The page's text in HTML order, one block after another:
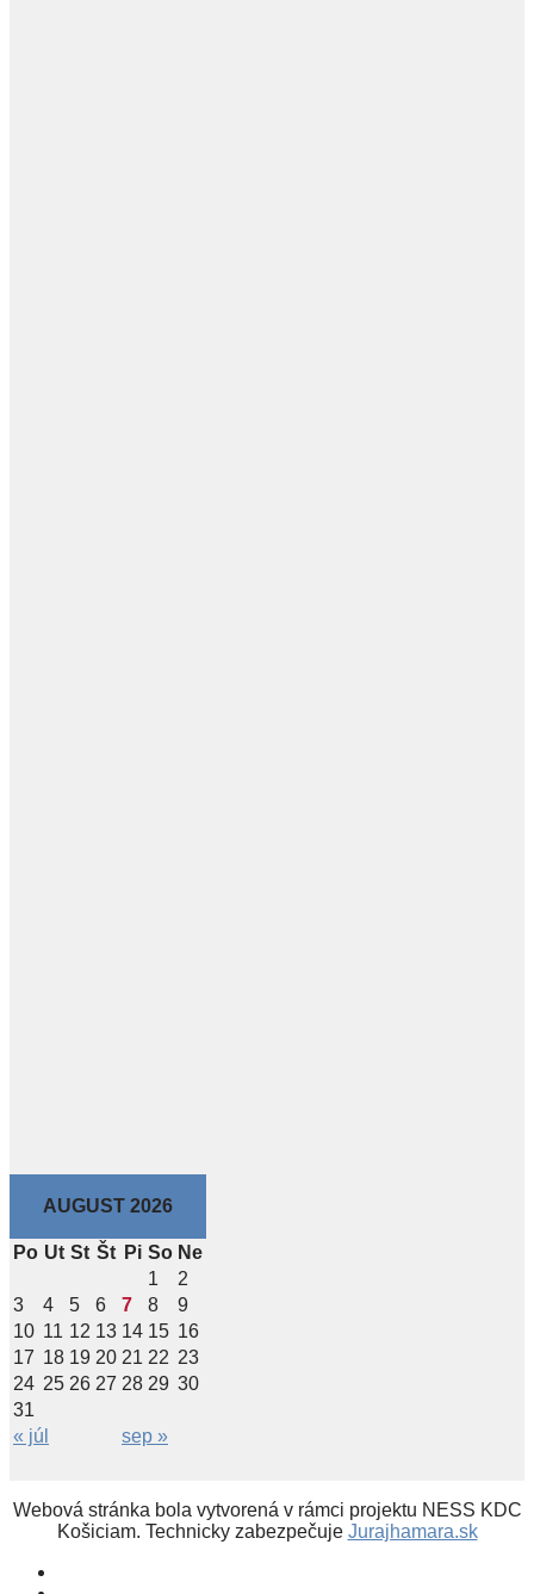
AUGUST 2026
Po Ut St Št Pi So Ne
1
2
3
4 5 6 7 8
9
10 11 12 13 14 15 16
17 18 19 20 21 22 23
24 25 26 27 28 29 30
31
« júl
sep »
Webová stránka bola vytvorená v rámci projektu NESS KDC
Košiciam. Technicky zabezpečuje Jurajhamara.sk